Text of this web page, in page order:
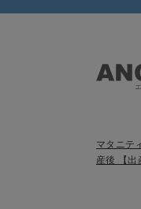
マタニテ
産後 【出